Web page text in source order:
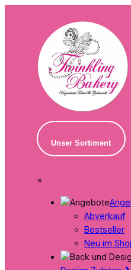
Unser Sortiment
×
Abverkauf
Bestseller
Neu im